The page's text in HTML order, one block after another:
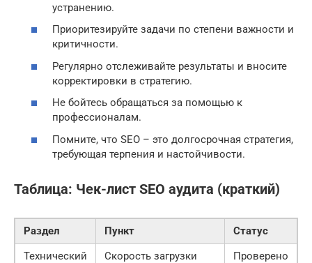
устранению.
Приоритезируйте задачи по степени важности и
критичности.
Регулярно отслеживайте результаты и вносите
корректировки в стратегию.
Не бойтесь обращаться за помощью к
профессионалам.
Помните, что SEO – это долгосрочная стратегия,
требующая терпения и настойчивости.
Таблица: Чек-лист SEO аудита (краткий)
Раздел Пункт
Статус
Технический
Скорость загрузки Проверено